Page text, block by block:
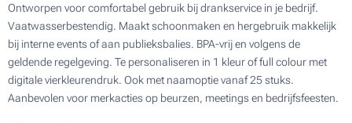
Ontworpen voor comfortabel gebruik bij drankservice in je bedrijf.
Vaatwasserbestendig. Maakt schoonmaken en hergebruik makkelijk
bij interne events of aan publieksbalies. BPA-vrij en volgens de
geldende regelgeving. Te personaliseren in 1 kleur of full colour met
digitale vierkleurendruk. Ook met naamoptie vanaf 25 stuks.
Aanbevolen voor merkacties op beurzen, meetings en bedrijfsfeesten.